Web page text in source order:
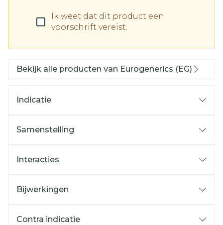
Ik weet dat dit product een
voorschrift vereist.
Bekijk alle producten van Eurogenerics (EG)
Indicatie
Samenstelling
Interacties
Bijwerkingen
Contra indicatie